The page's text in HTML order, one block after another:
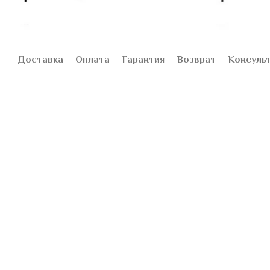
Доставка Оплата Гарантия Возврат